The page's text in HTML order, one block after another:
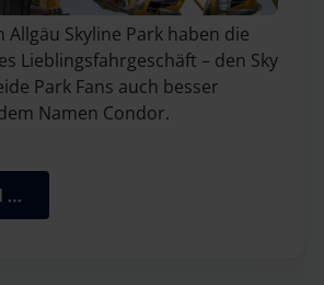
Allgäu Skyline Park haben die
Lieblingsfahrgeschäft – den Sky
Park Fans auch besser
Namen Condor.
…